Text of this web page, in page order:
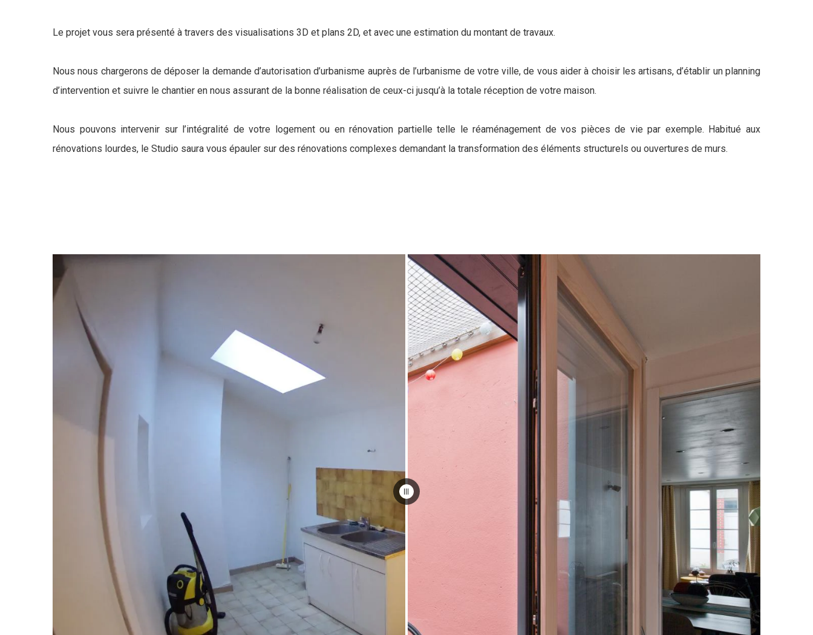
Le projet vous sera présenté à travers des visualisations 3D et plans 2D, et avec une estimation du montant de travaux.
Nous nous chargerons de déposer la demande d’autorisation d’urbanisme auprès de l’urbanisme de votre ville, de vous aider à choisir les artisans, d’établir un planning
d’intervention et suivre le chantier en nous assurant de la bonne réalisation de ceux-ci jusqu’à la totale réception de votre maison.
Nous pouvons intervenir sur l’intégralité de votre logement ou en rénovation partielle telle le réaménagement de vos pièces de vie par exemple. Habitué aux
rénovations lourdes, le Studio saura vous épauler sur des rénovations complexes demandant la transformation des éléments structurels ou ouvertures de murs.